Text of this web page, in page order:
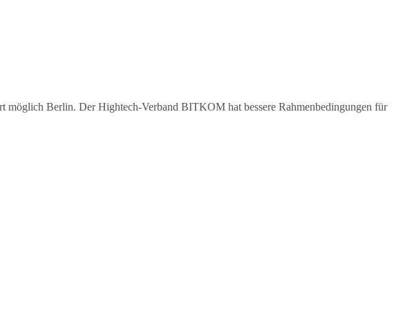
möglich Berlin. Der Hightech-Verband BITKOM hat bessere Rahmenbedingungen für